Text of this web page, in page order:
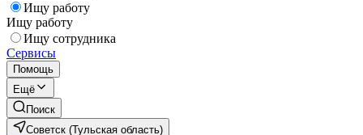
Ищу работу
Ищу работу
Ищу сотрудника
Сервисы
Помощь
Ещё
Поиск
Советск (Тульская область)